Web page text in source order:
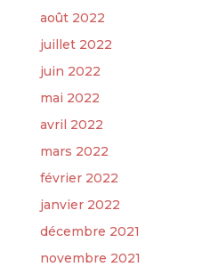
août 2022
juillet 2022
juin 2022
mai 2022
avril 2022
mars 2022
février 2022
janvier 2022
décembre 2021
novembre 2021